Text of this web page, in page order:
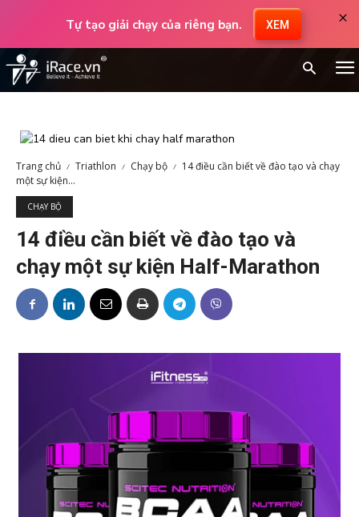
Tự tạo giải chạy của riêng bạn. XEM ×
Trang chủ Triathlon Chạy bộ
14 điều cần biết về đào tạo và chạy
một sự kiện...
CHẠY BỘ
14 điều cần biết về đào tạo và
chạy một sự kiện Half-Marathon